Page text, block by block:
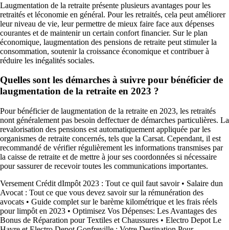
Laugmentation de la retraite présente plusieurs avantages pour les
retraités et léconomie en général. Pour les retraités, cela peut améliorer
leur niveau de vie, leur permettre de mieux faire face aux dépenses
courantes et de maintenir un certain confort financier. Sur le plan
économique, laugmentation des pensions de retraite peut stimuler la
consommation, soutenir la croissance économique et contribuer à
réduire les inégalités sociales.
Quelles sont les démarches à suivre pour bénéficier de
laugmentation de la retraite en 2023 ?
Pour bénéficier de laugmentation de la retraite en 2023, les retraités
nont généralement pas besoin deffectuer de démarches particulières. La
revalorisation des pensions est automatiquement appliquée par les
organismes de retraite concernés, tels que la Carsat. Cependant, il est
recommandé de vérifier régulièrement les informations transmises par
la caisse de retraite et de mettre à jour ses coordonnées si nécessaire
pour sassurer de recevoir toutes les communications importantes.
Versement Crédit dImpôt 2023 : Tout ce quil faut savoir• Salaire dun
Avocat : Tout ce que vous devez savoir sur la rémunération des
avocats • Guide complet sur le barème kilométrique et les frais réels
pour limpôt en 2023 • Optimisez Vos Dépenses: Les Avantages des
Bonus de Réparation pour Textiles et Chaussures • Electro Depot Le